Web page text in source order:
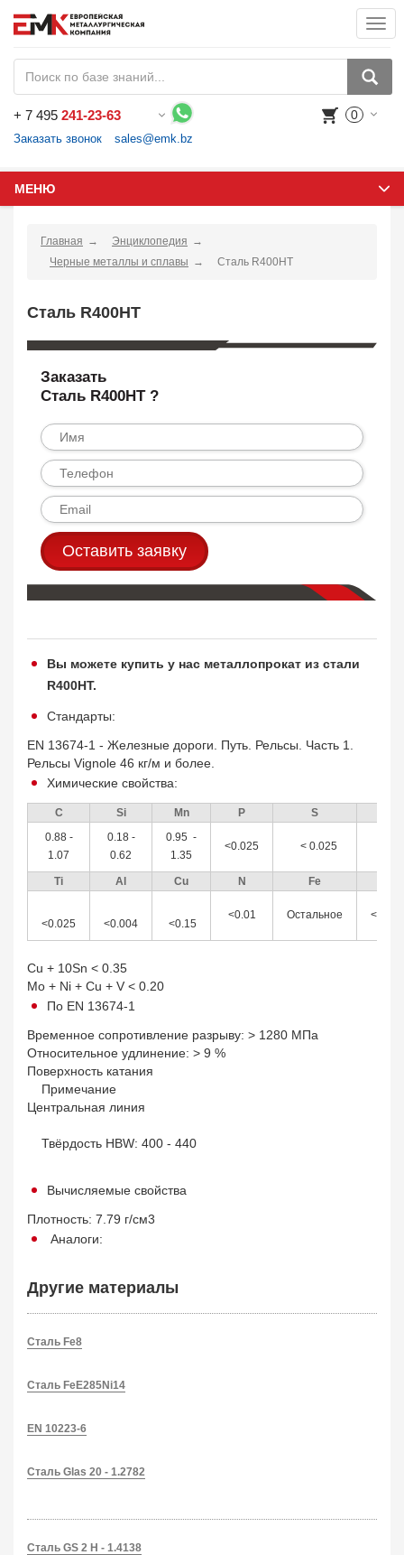
+ 7 495 241-23-63
Заказать звонок sales@emk.bz
0
МЕНЮ
Главная
Энциклопедия
Черные металлы и сплавы
Сталь R400HT
Сталь R400HT
Заказать
Сталь R400HT ?
Оставить заявку
Вы можете купить у нас металлопрокат из стали
R400HT.
Стандарты:
EN 13674-1 - Железные дороги. Путь. Рельсы. Часть 1.
Рельсы Vignole 46 кг/м и более.
Химические свойства:
С Si Mn P S
0.88 -
1.07
0.18 -
0.62
0.95 -
1.35
<0.025 < 0.025
Ti Al Cu N Fe
<0.025 <0.004 <0.15
<0.01 Остальное
Cu + 10Sn < 0.35
Mo + Ni + Cu + V < 0.20
По EN 13674-1
Временное сопротивление разрыву: > 1280 МПа
Относительное удлинение: > 9 %
Поверхность катания
Примечание
Центральная линия
Твёрдость HBW: 400 - 440
Вычисляемые свойства
Плотность: 7.79 г/см3
Аналоги:
Другие материалы
Сталь Fe8
Сталь FeE285Ni14
EN 10223-6
Сталь Glas 20 - 1.2782
Сталь GS 2 H - 1.4138